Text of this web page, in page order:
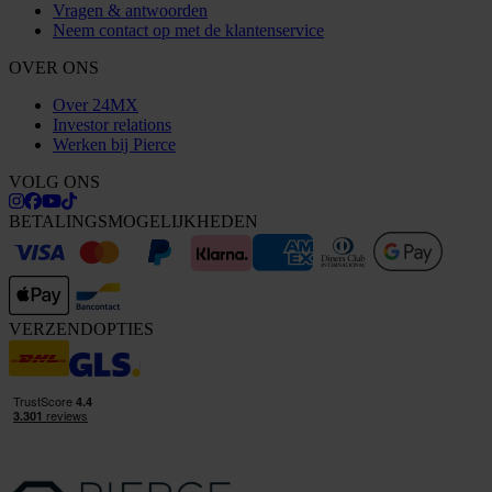
Vragen & antwoorden
Neem contact op met de klantenservice
OVER ONS
Over 24MX
Investor relations
Werken bij Pierce
VOLG ONS
BETALINGSMOGELIJKHEDEN
VERZENDOPTIES